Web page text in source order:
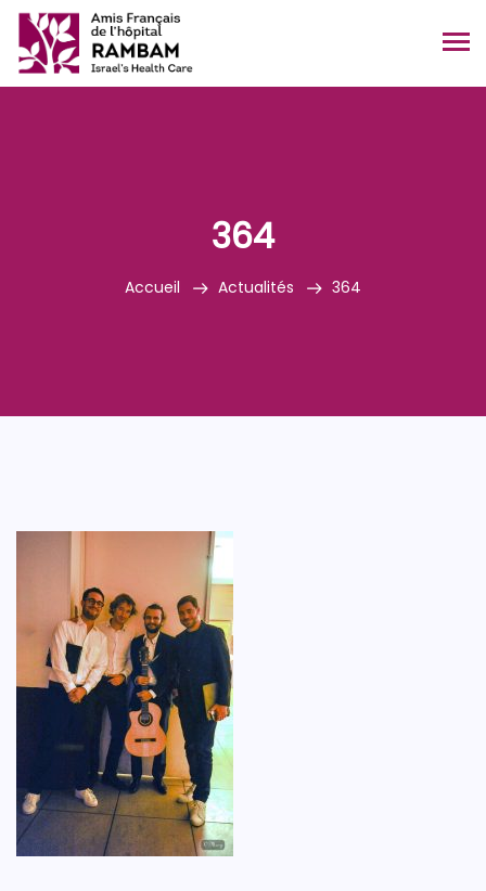
364
Accueil Actualités 364